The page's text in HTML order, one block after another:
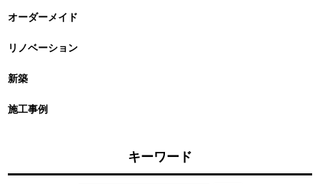
オーダーメイド
リノベーション
新築
施工事例
キーワード